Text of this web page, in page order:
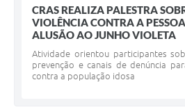
CRAS REALIZA PALESTRA
VIOLÊNCIA CONTRA A
ALUSÃO AO JUNHO VIOLETA
Atividade orientou participantes
prevenção e canais de denúncia
contra a população idosa